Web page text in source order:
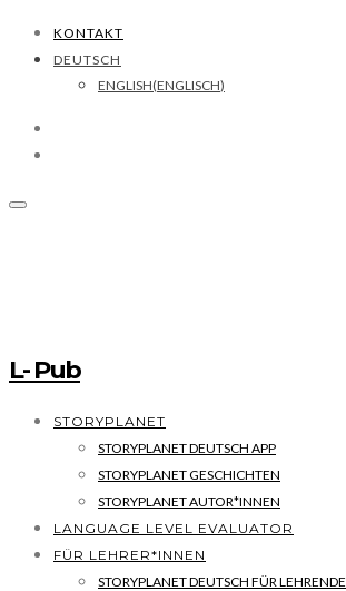
KONTAKT
DEUTSCH
ENGLISH(ENGLISCH)
L- Pub
STORYPLANET
STORYPLANET DEUTSCH APP
STORYPLANET GESCHICHTEN
STORYPLANET AUTOR*INNEN
LANGUAGE LEVEL EVALUATOR
FÜR LEHRER*INNEN
STORYPLANET DEUTSCH FÜR LEHRENDE